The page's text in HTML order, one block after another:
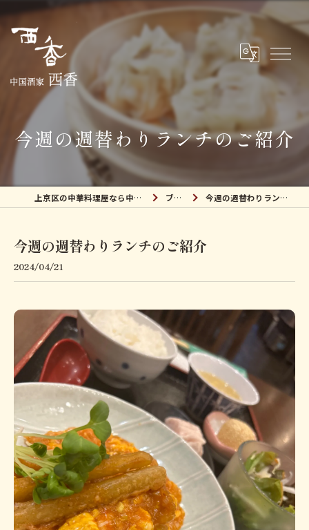
今週の週替わりランチのご紹介
上京区の中華料理屋なら中国酒家 西香 ブログ 今週の週替わりランチのご紹介
今週の週替わりランチのご紹介
2024/04/21